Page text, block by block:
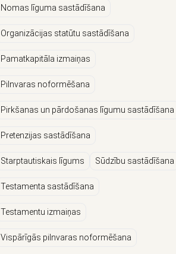
Nomas līguma sastādīšana
Organizācijas statūtu sastādīšana
Pamatkapitāla izmaiņas
Pilnvaras noformēšana
Pirkšanas un pārdošanas līgumu sastādīšana
Pretenzijas sastādīšana
Starptautiskais līgums Sūdzību sastādīšana
Testamenta sastādīšana
Testamentu izmaiņas
Vispārīgās pilnvaras noformēšana